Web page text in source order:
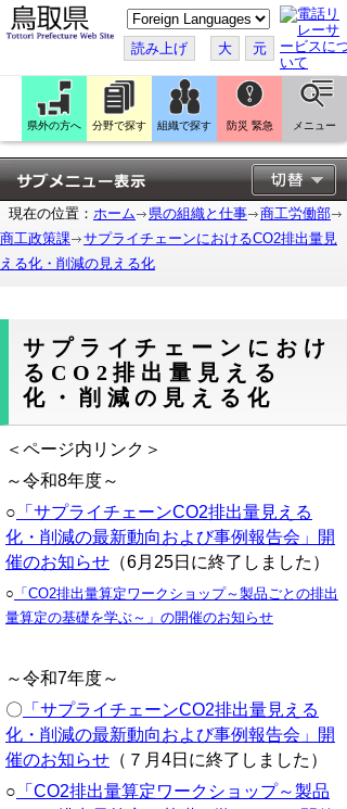
こ
の
ペ
ー
ジ
翻
訳
す
る
読み上げ 大 元
県外の方へ 分野で探す 組織で探す 防災 緊急 メニュー
現在の位置： ホーム 県の組織と仕事
商工労働部
商工政策課
サプライチェーンにおけるCO2排出量見
える化・削減の見える化
サプライチェーンにおけ
るCO2排出量見える
化・削減の見える化
＜ページ内リンク＞
～令和8年度～
○ 「サプライチェーンCO2排出量見える
化・削減の最新動向および事例報告会」開
催のお知らせ （6月25日に終了しました）
○ 「CO2排出量算定ワークショップ～製品ごとの排出
量算定の基礎を学ぶ～」の開催のお知らせ
～令和7年度～
〇 「サプライチェーンCO2排出量見える
化・削減の最新動向および事例報告会」開
催のお知らせ （７月4日に終了しました）
○ 「CO2排出量算定ワークショップ～製品